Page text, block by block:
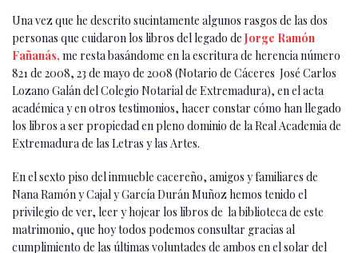
Una vez que he descrito sucintamente algunos rasgos de las dos
personas que cuidaron los libros del legado de Jorge Ramón
Fañanás, me resta basándome en la escritura de herencia número
821 de 2008, 23 de mayo de 2008 (Notario de Cáceres José Carlos
Lozano Galán del Colegio Notarial de Extremadura), en el acta
académica y en otros testimonios, hacer constar cómo han llegado
los libros a ser propiedad en pleno dominio de la Real Academia de
Extremadura de las Letras y las Artes.
En el sexto piso del inmueble cacereño, amigos y familiares de
Nana Ramón y Cajal y García Durán Muñoz hemos tenido el
privilegio de ver, leer y hojear los libros de la biblioteca de este
matrimonio, que hoy todos podemos consultar gracias al
cumplimiento de las últimas voluntades de ambos en el solar del